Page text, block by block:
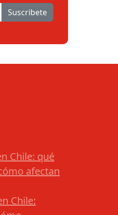
Suscribete
Chile: qué
afectan
Chile: